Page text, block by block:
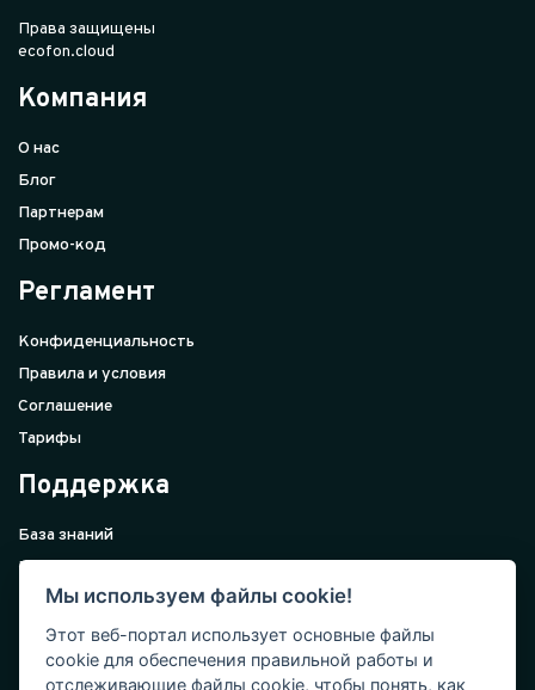
Права защищены
ecofon.cloud
Компания
О нас
Блог
Партнерам
Промо-код
Регламент
Конфиденциальность
Правила и условия
Соглашение
Тарифы
Поддержка
База знаний
Внедрение
Поддержка
Контакты
Подписка
Мы используем файлы cookie!
Этот веб-портал использует основные файлы
cookie для обеспечения правильной работы и
отслеживающие файлы cookie, чтобы понять, как